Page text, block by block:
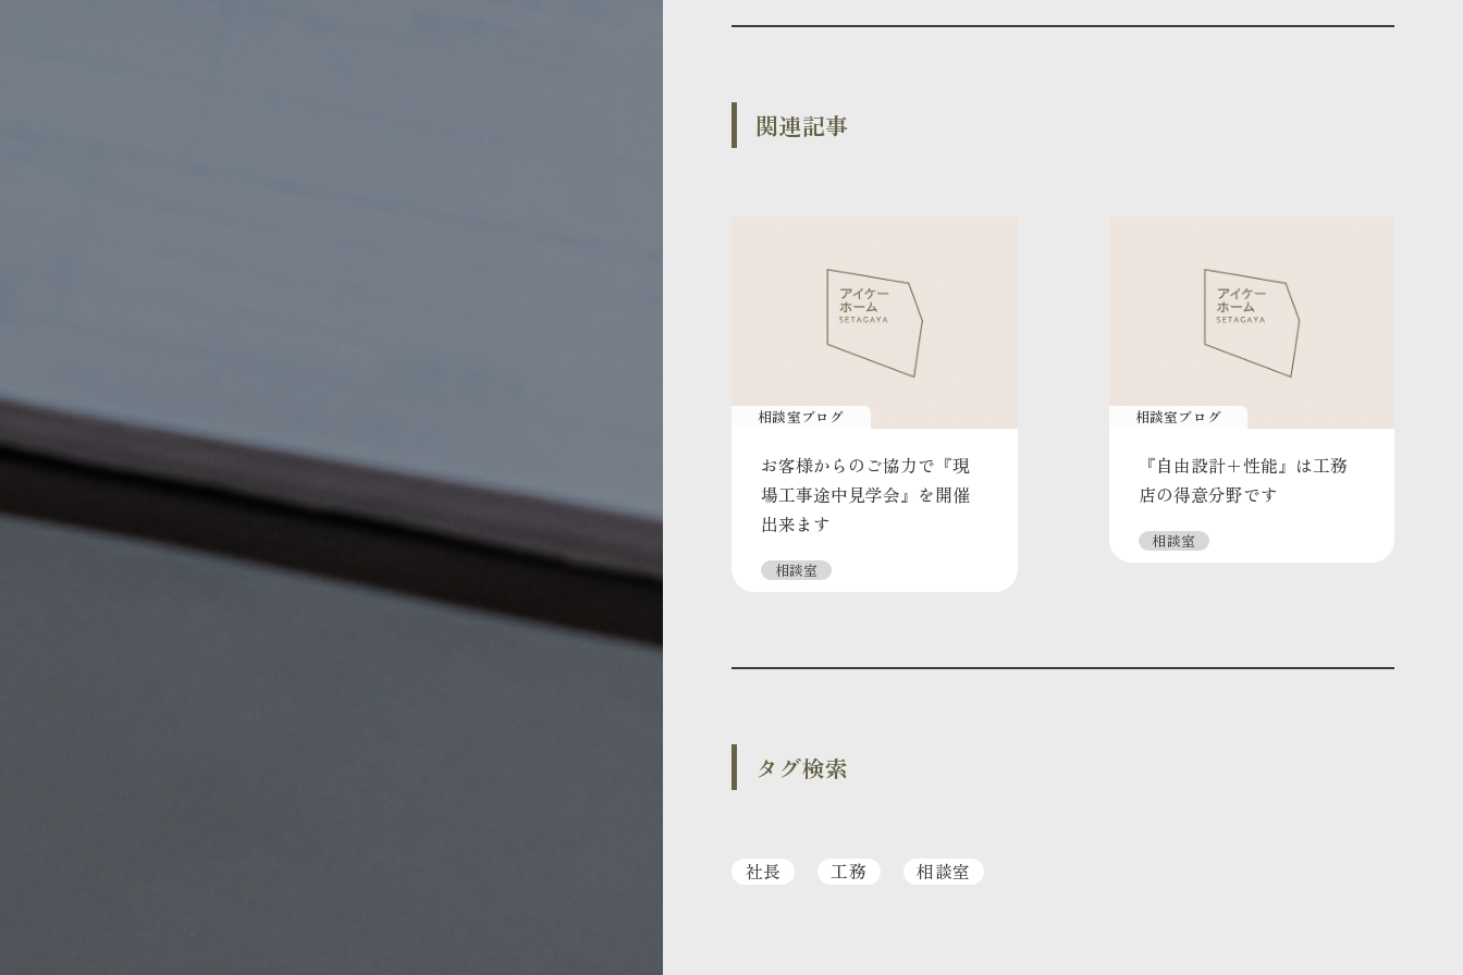
関連記事
相談室ブログ
お客様からのご協力で『現
場工事途中見学会』を開催
出来ます
相談室
相談室ブログ
『自由設計＋性能』は工務
店の得意分野です
相談室
タグ検索
社長 工務 相談室